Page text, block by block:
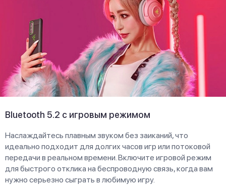
Bluetooth 5.2 с игровым режимом
Наслаждайтесь плавным звуком без заиканий, что
идеально подходит для долгих часов игр или потоковой
передачи в реальном времени. Включите игровой режим
для быстрого отклика на беспроводную связь, когда вам
нужно серьезно сыграть в любимую игру.